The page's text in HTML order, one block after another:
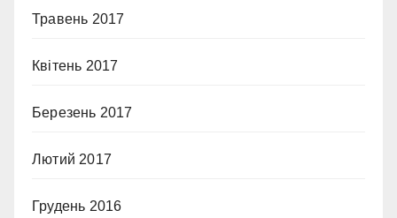
Травень 2017
Квітень 2017
Березень 2017
Лютий 2017
Грудень 2016